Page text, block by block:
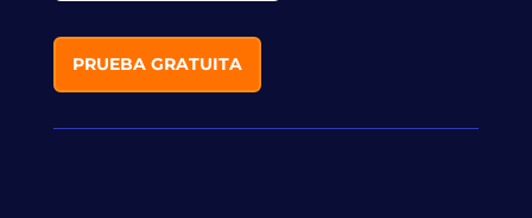
PRUEBA GRATUITA